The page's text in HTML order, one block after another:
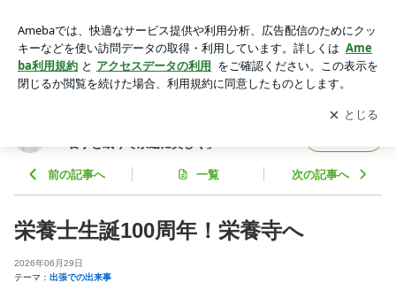
シャルブログ「食事と眠りで永遠に美しく」Powered by Ame
アプリをダウンロードして ブログの更新通知
を受け取りまし
ょう。
開く
「食事と眠りで永遠に美しく」
前の記事へ 一覧 次の記事へ
栄養士生誕100周年！栄養寺へ
2026年06月29日
テーマ： 出張での出来事